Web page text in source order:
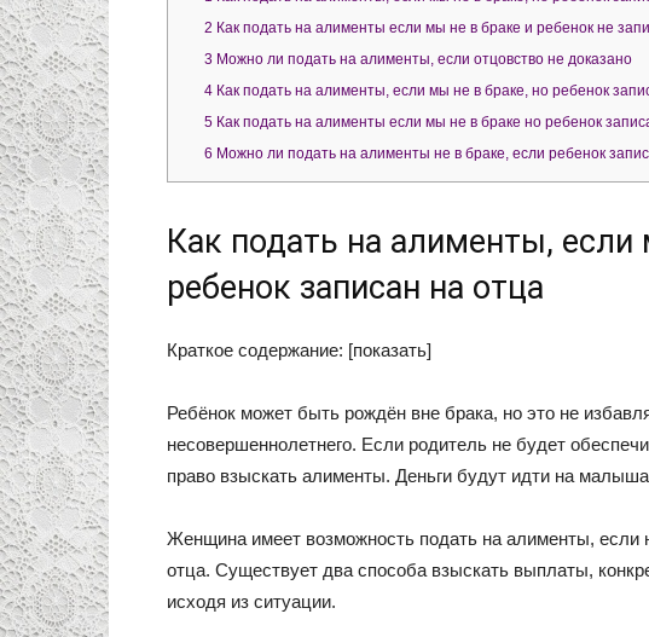
2 Как подать на алименты если мы не в браке и ребенок не
3 Можно ли подать на алименты, если отцовство не доказано
4 Как подать на алименты, если мы не в браке, но ребенок
5 Как подать на алименты если мы не в браке но ребенок
6 Можно ли подать на алименты не в браке, если ребенок
Как подать на алименты,
ребенок записан на отца
Краткое содержание: [показать]
Ребёнок может быть рождён вне брака, но это не
несовершеннолетнего. Если родитель не будет
право взыскать алименты. Деньги будут идти на
Женщина имеет возможность подать на алименты, если
отца. Существует два способа взыскать выплаты,
исходя из ситуации.